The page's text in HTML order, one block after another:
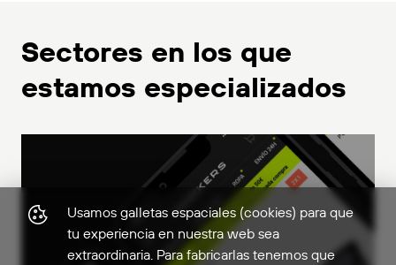
Sectores en los que
estamos especializados
Usamos galletas espaciales (cookies) para que
tu experiencia en nuestra web sea
extraordinaria. Para fabricarlas tenemos que